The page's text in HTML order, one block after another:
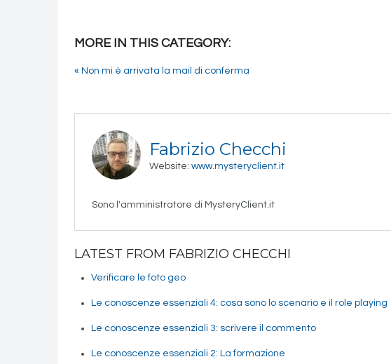
MORE IN THIS CATEGORY:
« Non mi è arrivata la mail di conferma
Fabrizio Checchi
Website: www.mysteryclient.it
Sono l'amministratore di MysteryClient.it
LATEST FROM FABRIZIO CHECCHI
Verificare le foto geo
Le conoscenze essenziali 4: cosa sono lo scenario e il role playing
Le conoscenze essenziali 3: scrivere il commento
Le conoscenze essenziali 2: La formazione